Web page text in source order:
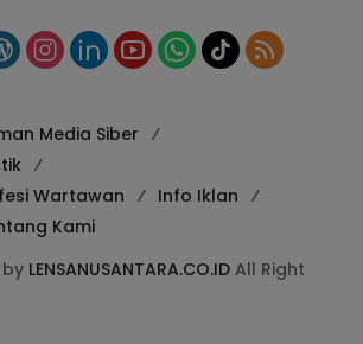
Media Siber
Wartawan
Info Iklan
Kami
LENSANUSANTARA.CO.ID All Right